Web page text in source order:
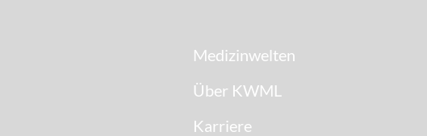
Medizinwelten
Über KWML
Karriere